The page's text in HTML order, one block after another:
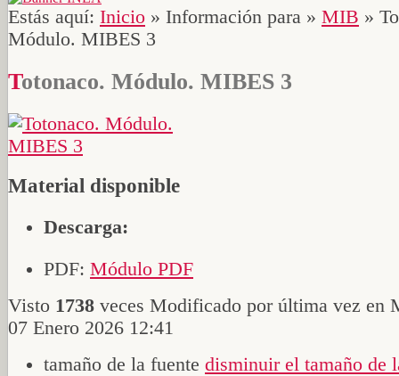
Estás aquí: Inicio » Información para » MIB »
Módulo. MIBES 3
Totonaco. Módulo. MIBES 3
Material disponible
Descarga:
PDF: Módulo PDF
Visto 1738 veces Modificado por última vez en
07 Enero 2026 12:41
tamaño de la fuente disminuir el tamaño de